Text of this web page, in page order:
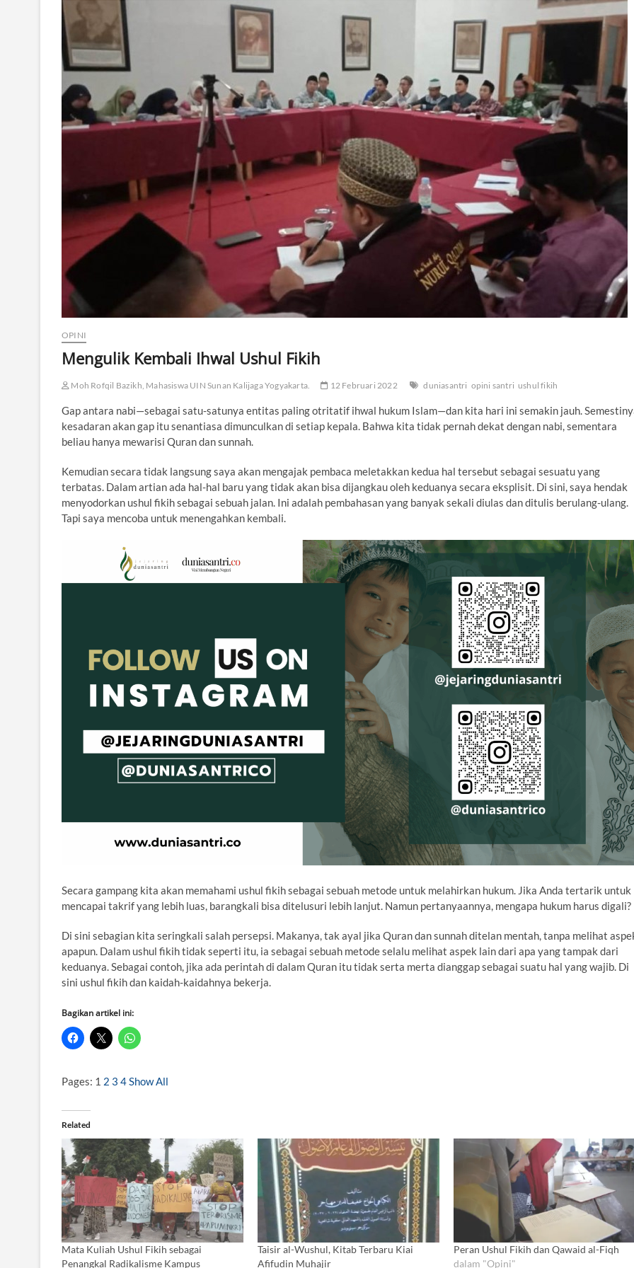
OPINI
Mengulik Kembali Ihwal Ushul Fikih
Moh Rofqil Bazikh, Mahasiswa UIN Sunan Kalijaga Yogyakarta. 12 Februari 2022 duniasantri opini santri ushul fikih
Gap antara nabi—sebagai satu-satunya entitas paling otritatif ihwal hukum Islam—dan kita hari ini semakin jauh.
kesadaran akan gap itu senantiasa dimunculkan di setiap kepala. Bahwa kita tidak pernah dekat dengan nabi, sementara
beliau hanya mewarisi Quran dan sunnah.
Kemudian secara tidak langsung saya akan mengajak pembaca meletakkan kedua hal tersebut sebagai sesuatu yang
terbatas. Dalam artian ada hal-hal baru yang tidak akan bisa dijangkau oleh keduanya secara eksplisit. Di sini, saya hendak
menyodorkan ushul fikih sebagai sebuah jalan. Ini adalah pembahasan yang banyak sekali diulas dan ditulis berulang-ulang.
Tapi saya mencoba untuk menengahkan kembali.
Secara gampang kita akan memahami ushul fikih sebagai sebuah metode untuk melahirkan hukum. Jika Anda tertarik untuk
mencapai takrif yang lebih luas, barangkali bisa ditelusuri lebih lanjut. Namun pertanyaannya, mengapa hukum harus digali?
Di sini sebagian kita seringkali salah persepsi. Makanya, tak ayal jika Quran dan sunnah ditelan mentah, tanpa melihat
apapun. Dalam ushul fikih tidak seperti itu, ia sebagai sebuah metode selalu melihat aspek lain dari apa yang tampak dari
keduanya. Sebagai contoh, jika ada perintah di dalam Quran itu tidak serta merta dianggap sebagai suatu hal yang wajib. Di
sini ushul fikih dan kaidah-kaidahnya bekerja.
Bagikan artikel ini:
Pages: 1 2 3 4Show All
Related
Mata Kuliah Ushul Fikih sebagai
Penangkal Radikalisme Kampus
Taisir al-Wushul, Kitab Terbaru Kiai
Afifudin Muhajir
Peran Ushul Fikih dan Qawaid al-Fiqh
dalam "Opini"